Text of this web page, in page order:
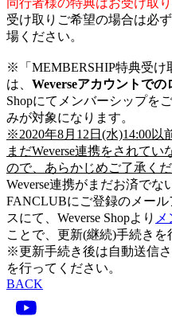
受け取りご希望の場合は必
場ください。
※「MEMBERSHIP特典受け
は、 Weverseアカウントで
Shopにてメンバーシップを
みが対象になります。
※2020年8月12日(水)14:00以
まだWeverse連携をされて
ので、あらかじめご了承くだ
Weverse連携がまだお済で
FANCLUBにご登録のメー
スにて、Weverse Shopより
ことで、更新(継続)手続きを
※更新手続き後は自動送信
を行ってください。
BACK